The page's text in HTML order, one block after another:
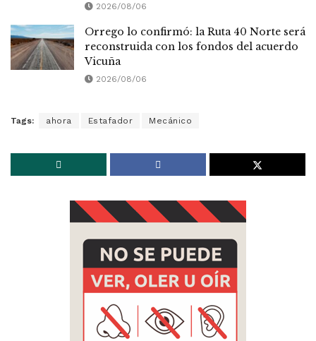
2026/08/06
Orrego lo confirmó: la Ruta 40 Norte será
reconstruida con los fondos del acuerdo
Vicuña
2026/08/06
Tags: ahora Estafador Mecánico